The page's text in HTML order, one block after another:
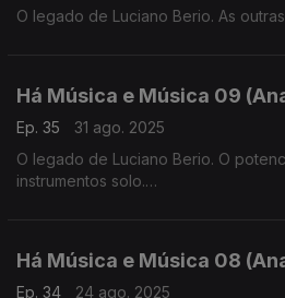
O legado de Luciano Berio. As
Há Música e Música 09
Ep. 35
31 ago. 2025
O legado de Luciano Berio. O
instrumentos solo.
Há Música e Música 08
Ep. 34
24 ago. 2025